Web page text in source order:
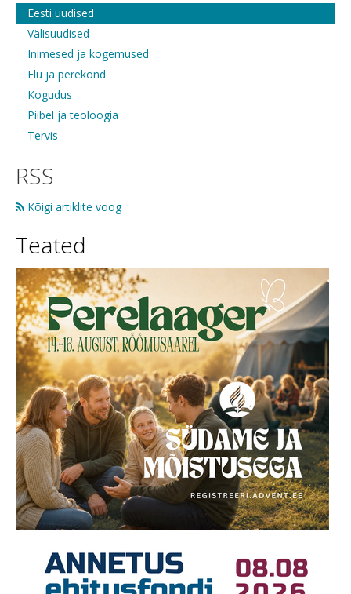
Eesti uudised
Välisuudised
Inimesed ja kogemused
Elu ja perekond
Kogudus
Piibel ja teoloogia
Tervis
RSS
Kõigi artiklite voog
Teated